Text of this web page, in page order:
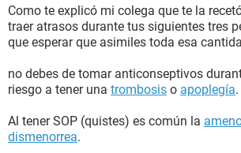
Como te explicó mi colega que te la
traer atrasos durante tus siguientes tres
que esperar que asimiles toda esa
no debes de tomar anticonseptivos
riesgo a tener una trombosis o apoplegía.
Al tener SOP (quistes) es común la
dismenorrea.